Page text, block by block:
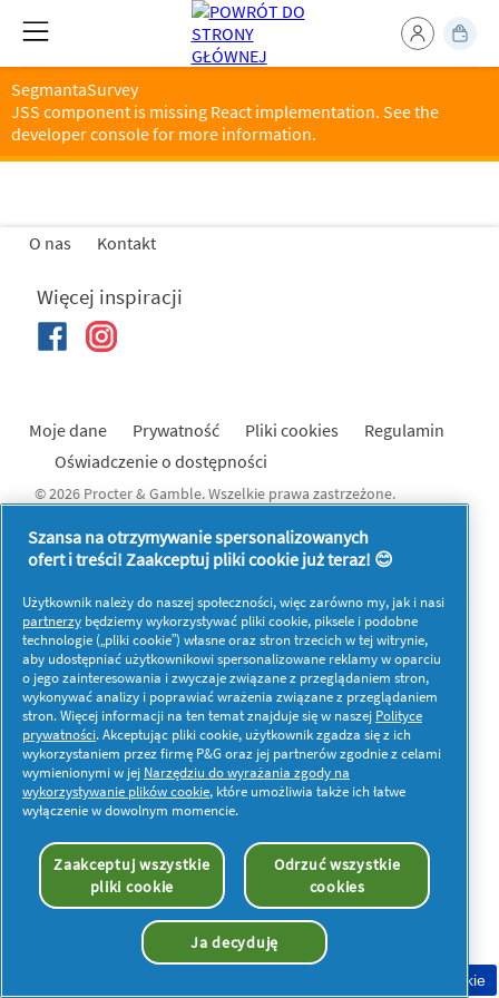
SegmantaSurvey
JSS component is missing React implementation. See the
developer console for more information.
O nas Kontakt
Więcej inspiracji
Moje dane Prywatność Pliki cookies
Regulamin
Oświadczenie o dostępności
© 2026 Procter & Gamble. Wszelkie prawa zastrzeżone.
postanowieniom i warunkom określonym w naszej umowie
prawnej.
Zgoda na pliki cookie
Szansa na otrzymywanie spersonalizowanych
ofert i treści! Zaakceptuj pliki cookie już teraz! 😊
Użytkownik należy do naszej społeczności, więc zarówno my, jak i nasi
partnerzy będziemy wykorzystywać pliki cookie, piksele i podobne
technologie („pliki cookie”) własne oraz stron trzecich w tej witrynie,
aby udostępniać użytkownikowi spersonalizowane reklamy w oparciu
o jego zainteresowania i zwyczaje związane z przeglądaniem stron,
wykonywać analizy i poprawiać wrażenia związane z przeglądaniem
stron. Więcej informacji na ten temat znajduje się w naszej Polityce
prywatności. Akceptując pliki cookie, użytkownik zgadza się z ich
wykorzystaniem przez firmę P&G oraz jej partnerów zgodnie z celami
wymienionymi w jej Narzędziu do wyrażania zgody na
wykorzystywanie plików cookie, które umożliwia także ich łatwe
wyłączenie w dowolnym momencie.
Zaakceptuj wszystkie
pliki cookie
Odrzuć wszystkie
cookies
Ja decyduję